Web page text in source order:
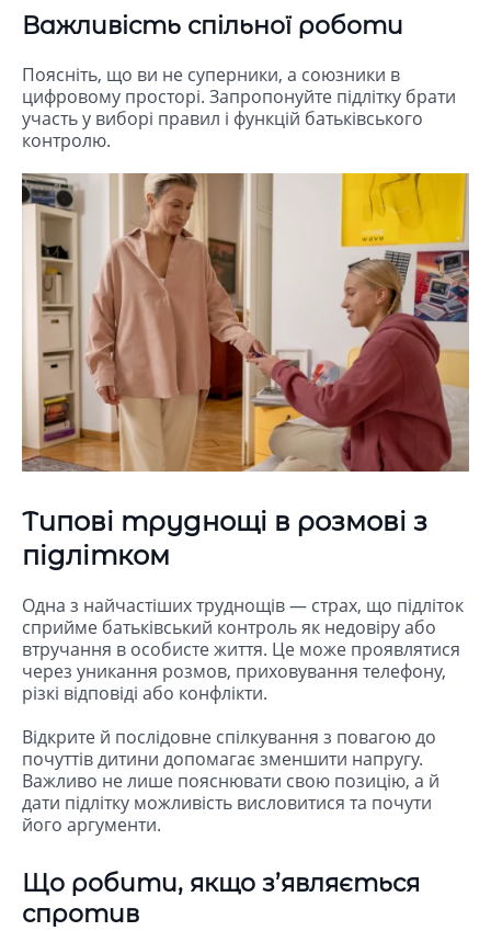
Важливість спільної роботи
Поясніть, що ви не суперники, а союзники в
цифровому просторі. Запропонуйте підлітку брати
участь у виборі правил і функцій батьківського
контролю.
Типові труднощі в розмові з
підлітком
Одна з найчастіших труднощів — страх, що підліток
сприйме батьківський контроль як недовіру або
втручання в особисте життя. Це може проявлятися
через уникання розмов, приховування телефону,
різкі відповіді або конфлікти.
Відкрите й послідовне спілкування з повагою до
почуттів дитини допомагає зменшити напругу.
Важливо не лише пояснювати свою позицію, а й
дати підлітку можливість висловитися та почути
його аргументи.
Що робити, якщо з’являється
спротив